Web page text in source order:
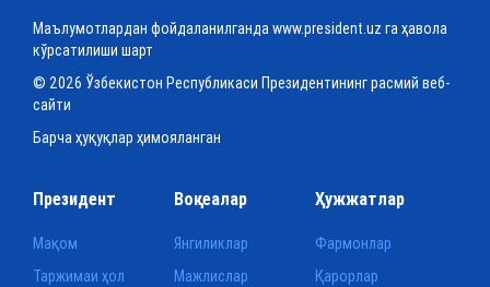
Маълумотлардан фойдаланилганда www.president.uz га ҳавола
кўрсатилиши шарт
© 2026 Ўзбекистон Республикаси Президентининг расмий веб-
сайти
Барча ҳуқуқлар ҳимояланган
Президент
Мақом
Таржимаи ҳол
Воқеалар
Янгиликлар
Мажлислар
Ҳужжатлар
Фармонлар
Қарорлар